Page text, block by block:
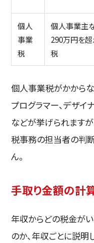
個人
事業
税
個人事業主
290万円を
税
個人事業税がかからな
プログラマー、デザイ
などが挙げられます
税事務の担当者の判
ん。
手取り金額の計
年収からどの税金が
のか、年収ごとに説明